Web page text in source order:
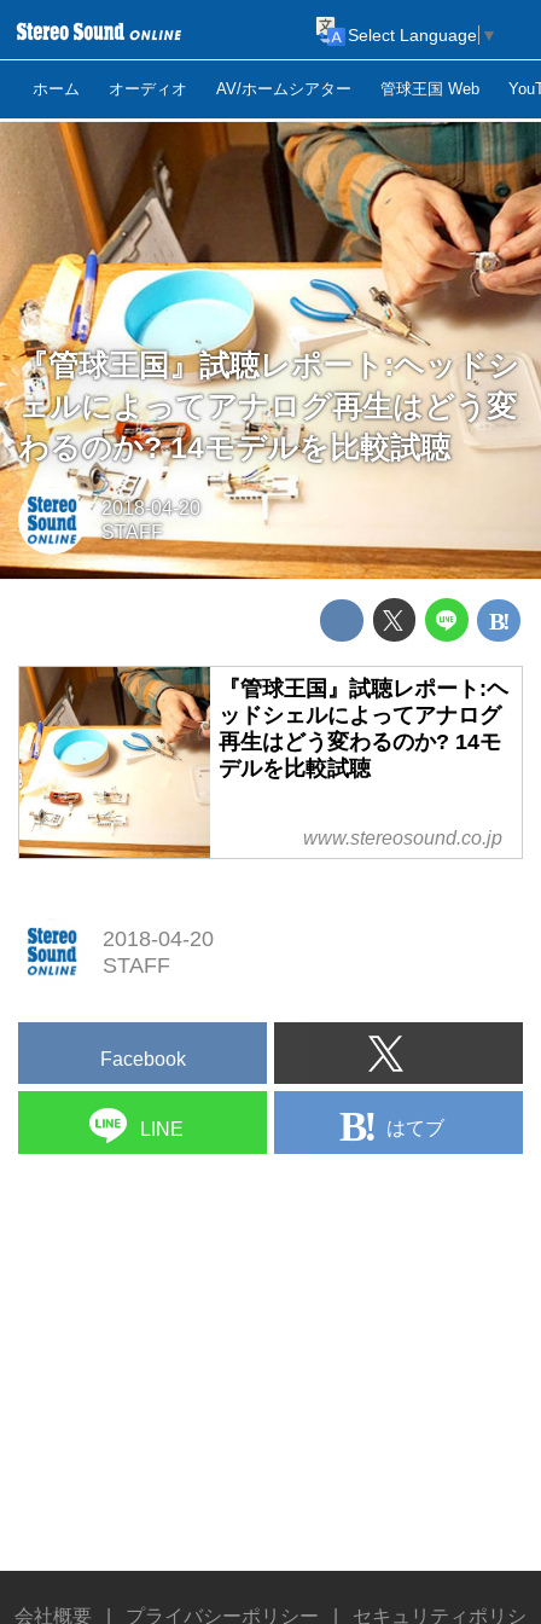
ホーム オーディオ AV/ホームシアター 管球王国 Web
Select Language ▼
『管球王国』試聴レポート:ヘッドシ
ェルによってアナログ再生はどう変
わるのか? 14モデルを比較試聴
2018-04-20
STAFF
『管球王国』試聴レポート:ヘ
ッドシェルによってアナログ
再生はどう変わるのか? 14モ
デルを比較試聴
www.stereosound.co.jp
2018-04-20
STAFF
Facebook
LINE はてブ
会社概要 プライバシーポリシー セキュリティポリシ